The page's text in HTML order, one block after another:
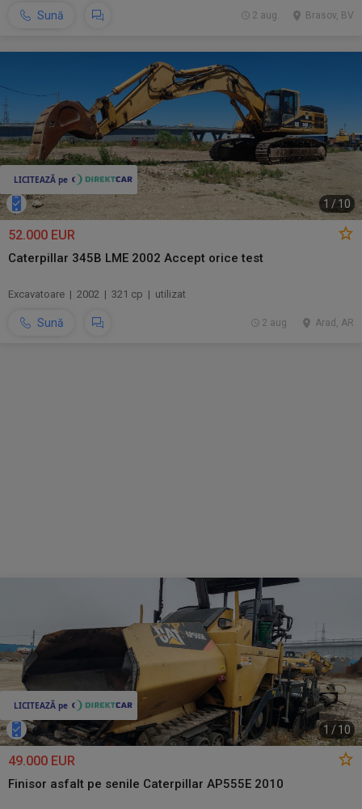
Sună Brasov, BV
2 aug.
1 /10
52.000 EUR
Caterpillar 345B LME 2002 Accept orice test
Excavatoare | 2002 | 321 cp | utilizat
Sună Arad, AR
2 aug.
1 /10
49.000 EUR
Finisor asfalt pe senile Caterpillar AP555E 2010